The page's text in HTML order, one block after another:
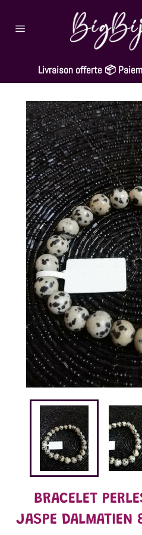
contenu
Livraison offerte 📦
BRACELET
JASPE DALMATIEN